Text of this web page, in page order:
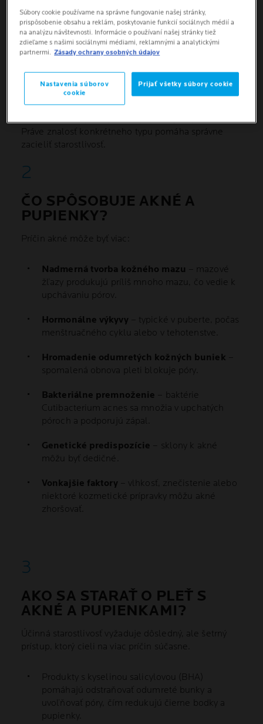
prejavujú ako drobné vystúpené nerovnosti na
pleti.
Zápalové prejavy– väčšie, začervenané a
foriem, ako je cystické akné.
Vzhľad akné sa môže výrazne líšiť – od nenápadných
komedonov až po zapálené pupienky s opuchom.
Práve znalosť konkrétneho typu pomáha správne
zacieliť starostlivosť.
ČO SPÔSOBUJE AKNÉ A
PUPIENKY?
Príčin akné môže byť viac:
Nadmerná tvorba kožného mazu – mazové
žľazy produkujú príliš mnoho mazu, čo vedie k
upchávaniu pórov.
Hormonálne výkyvy – typické v puberte, počas
menštruačného cyklu alebo v tehotenstve.
Hromadenie odumretých kožných buniek
spomalená obnova pleti blokuje póry.
Bakteriálne premnoženie – baktérie
Cutibacterium acnes sa množia v upchatých
póroch a podporujú zápal.
Genetické predispozície – sklony k akné
môžu byť dedičné.
Vonkajšie faktory – vlhkosť, znečistenie alebo
niektoré kozmetické prípravky môžu akné
zhoršovať.
AKO SA STARAŤ O PLEŤ S
AKNÉ A PUPIENKAMI?
Účinná starostlivosť vyžaduje dôsledný, ale šetrný
prístup, ktorý cieli na viac príčin súčasne.
Produkty s kyselinou salicylovou (BHA)
pomáhajú odstraňovať odumreté bunky a
uvoľňovať póry, čím redukujú čierne bodky a
pupienky.
Súbory cookie používame na správne fungovanie našej stránky,
prispôsobenie obsahu a reklám, poskytovanie funkcií sociálnych médií a
na analýzu návštevnosti. Informácie o používaní našej stránky tiež
zdieľame s našimi sociálnymi médiami, reklamnými a analytickými
partnermi. Zásady ochrany osobných údajov
Nastavenia súborov
cookie
Prijať všetky súbory cookie